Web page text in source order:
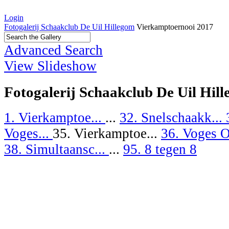
Login
Fotogalerij Schaakclub De Uil Hillegom Vierkamptoernooi 2017
Advanced Search
View Slideshow
Fotogalerij Schaakclub De Uil
1. Vierkamptoe... ... 32. Snelschaakk...
Voges... 35. Vierkamptoe... 36. Voges
38. Simultaansc... ... 95. 8 tegen 8